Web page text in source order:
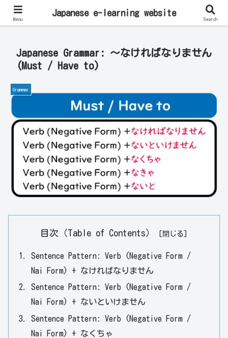
Learn Japanese Online | Private Lessons with Native Japanese Teachers!
Japanese Grammar: ～なければなりません
(Must / Have to)
Grammar
目次（Table of Contents）
Sentence Pattern: Verb (Negative Form /
Nai Form) + なければなりません
Sentence Pattern: Verb (Negative Form /
Nai Form) + ないといけません
Sentence Pattern: Verb (Negative Form /
Nai Form) + なくちゃ
Menu
Japanese e-learning website
Search